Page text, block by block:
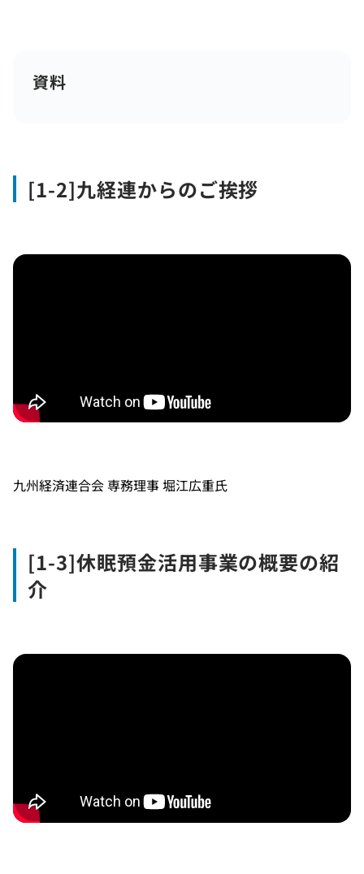
資料
[1-2]九経連からのご挨拶
九州経済連合会 専務理事 堀江広重氏
[1-3]休眠預金活用事業の概要の紹
介